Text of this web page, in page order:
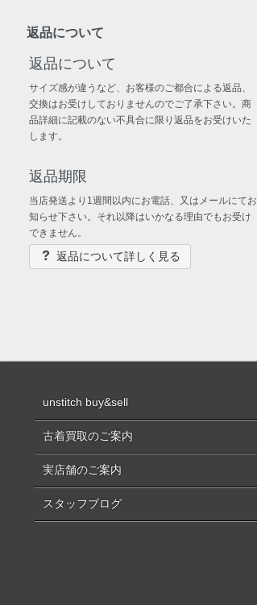
返品について
返品について
サイズ感が違うなど、お客様のご都合による返品、
交換はお受けしておりませんのでご了承下さい。商
品詳細に記載のない不具合に限り返品をお受けいた
します。
返品期限
当店発送より1週間以内にお電話、又はメールにてお
知らせ下さい。それ以降はいかなる理由でもお受け
できません。
返品について詳しく見る
unstitch buy&sell
古着買取のご案内
実店舗のご案内
スタッフブログ